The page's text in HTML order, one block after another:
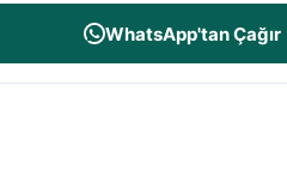
WhatsApp'tan Çağır